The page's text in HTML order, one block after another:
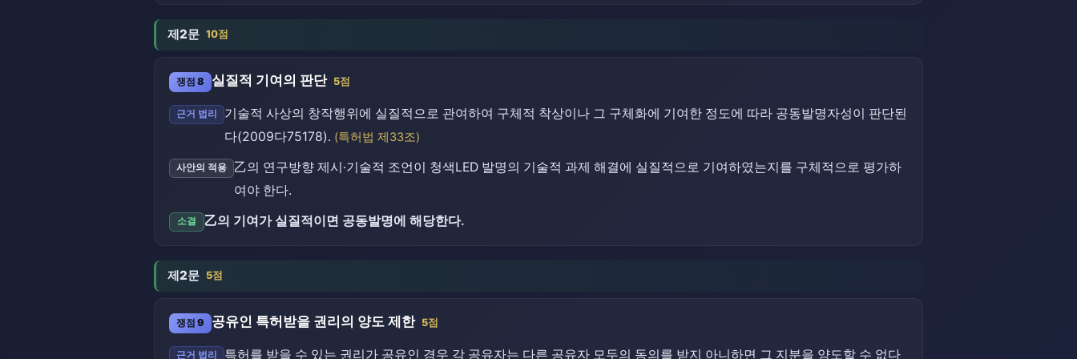
제2문 10점
쟁점 8 실질적 기여의 판단 5점
근거 법리
기술적 사상의 창작행위에 실질적으로 관여하여 구체적 착상이나 그 구체화에 기여한 정도에 따라 공동발명자성이 판단된
다(2009다75178). (특허법 제33조)
사안의 적용
乙의 연구방향 제시·기술적 조언이 청색LED 발명의 기술적 과제 해결에 실질적으로 기여하였는지를 구체적으로 평가하
여야 한다.
소결 乙의 기여가 실질적이면 공동발명에 해당한다.
제2문 5점
쟁점 9 공유인 특허받을 권리의 양도 제한 5점
근거 법리 특허를 받을 수 있는 권리가 공유인 경우 각 공유자는 다른 공유자 모두의 동의를 받지 아니하면 그 지분을 양도할 수 없다